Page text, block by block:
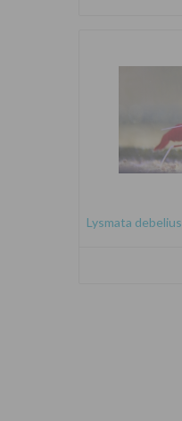
Lysmata debelius